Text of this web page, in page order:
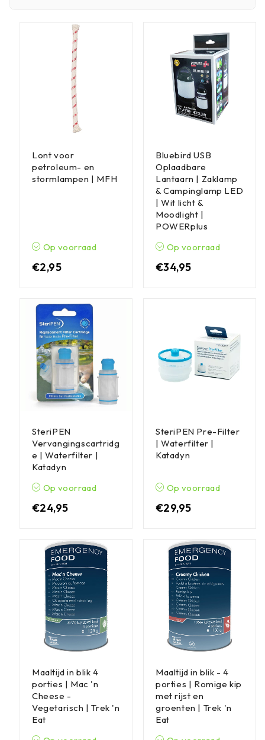
Lont voor
petroleum- en
stormlampen | MFH
Op voorraad
€2,95
Bluebird USB
Oplaadbare
Lantaarn | Zaklamp
& Campinglamp LED
| Wit licht &
Moodlight |
POWERplus
Op voorraad
€34,95
SteriPEN
Vervangingscartridg
e | Waterfilter |
Katadyn
Op voorraad
€24,95
SteriPEN Pre-Filter
| Waterfilter |
Katadyn
Op voorraad
€29,95
Maaltijd in blik 4
porties | Mac 'n
Cheese -
Vegetarisch | Trek 'n
Eat
Maaltijd in blik - 4
porties | Romige kip
met rijst en
groenten | Trek 'n
Eat